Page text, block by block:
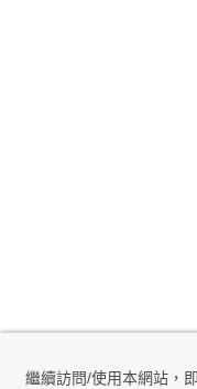
繼續訪問/使用本網站，